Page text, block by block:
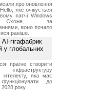
про оновлення
яке очікується
патчі Windows
за
воно почало
раніше.
гігафабрик
у глобальних
прагне створити
інтелекту, яка має
до
року